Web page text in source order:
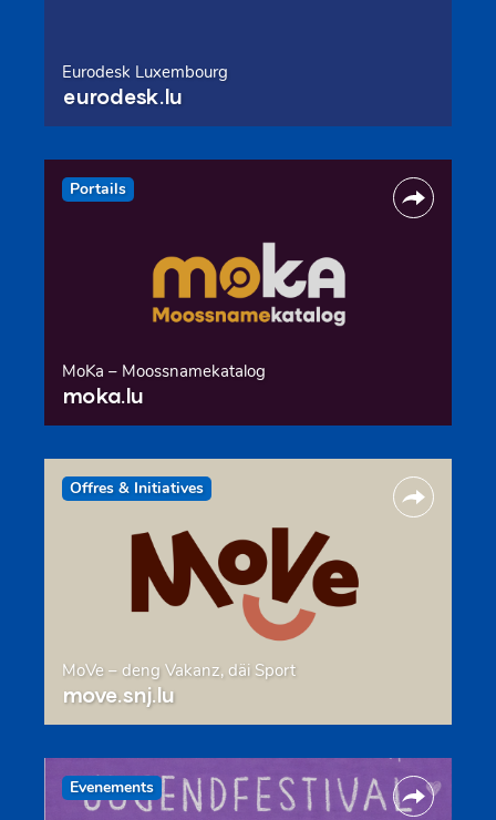
Eurodesk Luxembourg
eurodesk.lu
Portails
MoKa – Moossnamekatalog
moka.lu
Offres & Initiatives
MoVe – deng Vakanz, däi Sport
move.snj.lu
Evenements